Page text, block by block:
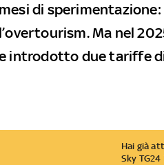
mesi di
l’overtourism. Ma nel
introdotto due tariffe
Hai già
Sky TG24